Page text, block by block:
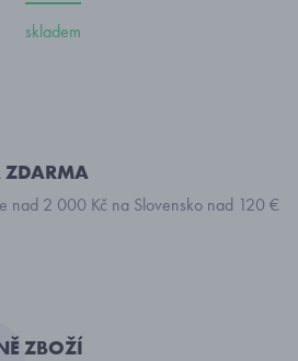
skladem
ZDARMA
nad 2 000 Kč na Slovensko nad 120 €
ZBOŽÍ